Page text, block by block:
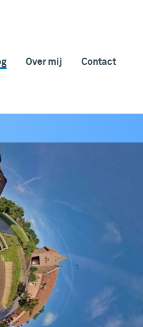
Over mij Contact